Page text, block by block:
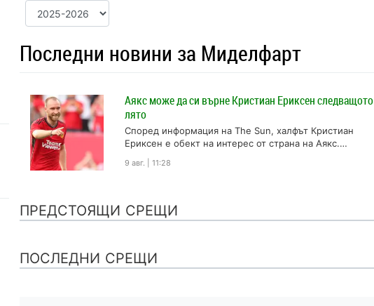
Последни новини за Миделфарт
Аякс може да си върне Кристиан Ериксен следващото
лято
Според информация на The Sun, халфът Кристиан
Ериксен е обект на интерес от страна на Аякс.
Плеймейкърът на Манчестър Юнайтед...
9 авг. | 11:28
ПРЕДСТОЯЩИ СРЕЩИ
ПОСЛЕДНИ СРЕЩИ